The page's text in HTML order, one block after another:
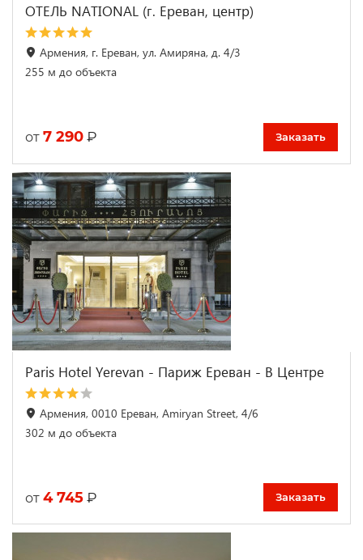
ОТЕЛЬ NATIONAL (г. Ереван, центр)
Армения, г. Ереван, ул. Амиряна, д. 4/3
255 м до объекта
от 7 290 ₽ Заказать
Paris Hotel Yerevan - Париж Ереван - В Центре
Армения, 0010 Ереван, Amiryan Street, 4/6
302 м до объекта
от 4 745 ₽ Заказать